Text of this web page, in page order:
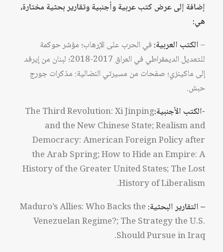
إضافة إلى عرض كتب عربية وأجنبية وتقارير بحثية مختارة،
هي:
–الكتب العربية:في الحرب على الإرهاب؛ مؤشر حوكمة
للتعديل الديمقراطي في العراق 2017-2018؛ لبنان من إيرفد
إلى ماكينزي؛ صفحات من مسيرتي النضالية: مذكرات جورج
حبش.
-الكتب الأجنبية:
The Third Revolution: Xi Jinping
and the New Chinese State; Realism and
Democracy: American Foreign Policy after
the Arab Spring; How to Hide an Empire: A
History of the Greater United States; The Lost
History of Liberalism.
– التقارير البحثية:Maduro’s Allies: Who Backs the
Venezuelan Regime?; The Strategy the U.S.
Should Pursue in Iraq.